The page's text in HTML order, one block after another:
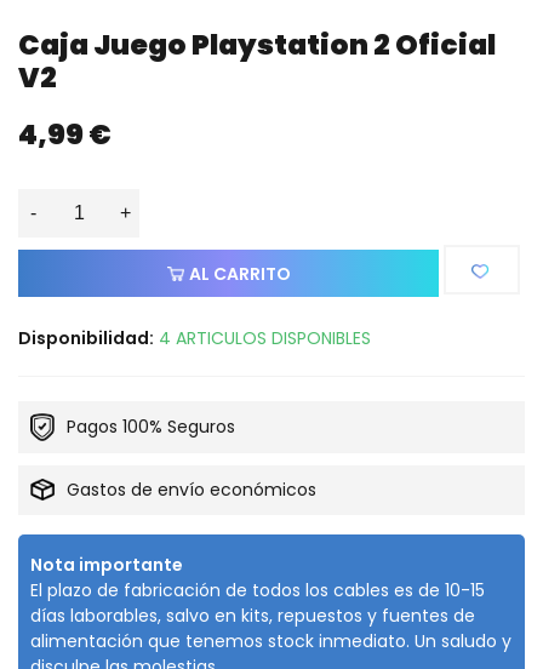
Caja Juego Playstation 2 Oficial
V2
4,99 €
- +
AL CARRITO
Disponibilidad: 4 ARTICULOS DISPONIBLES
Pagos 100% Seguros
Gastos de envío económicos
Nota importante
El plazo de fabricación de todos los cables es de 10-15
días laborables, salvo en kits, repuestos y fuentes de
alimentación que tenemos stock inmediato. Un saludo y